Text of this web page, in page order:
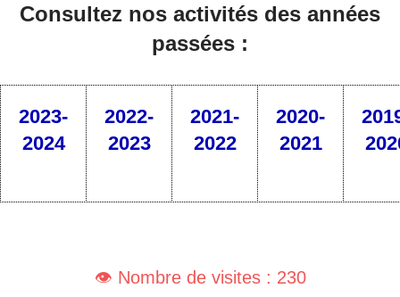
Consultez nos activités des années
passées :
2023-
2024
2022-
2023
2021-
2022
2020-
2021
👁️ Nombre de visites : 230